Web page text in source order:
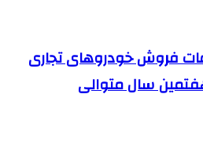
فروش خودروهای تجاری
سال متوالی